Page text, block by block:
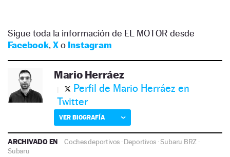
Sigue toda la información de EL MOTOR desde
Facebook, Xo Instagram
Mario Herráez
Perfil de Mario Herráez en
Twitter
VER BIOGRAFÍA
ARCHIVADO EN Coches deportivos ·Deportivos ·Subaru BRZ ·
Subaru